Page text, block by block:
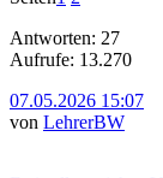
Antworten: 27
Aufrufe: 13.270
07.05.2026 15:07
von LehrerBW